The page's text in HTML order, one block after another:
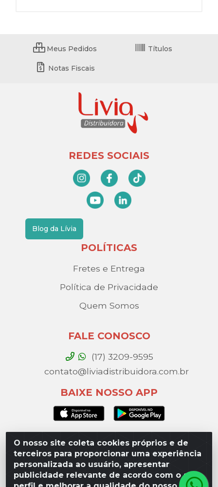
O nosso site coleta cookies próprios e de
terceiros para proporcionar uma experiência
personalizada ao usuário, apresentar
publicidade relevante de acordo com o seu
Meus Pedidos Títulos
Notas Fiscais
REDES SOCIAIS
Blog da Lívia
POLÍTICAS
Fretes e Entrega
Política de Privacidade
Quem Somos
FALE CONOSCO
(17) 3209-9595
contato@liviadistribuidora.com.br
BAIXE NOSSO APP
Lívia Distribuidora - Av. Percy Gandini, 329 – Vila
Toninho, São José do Rio Preto / SP - CEP 15077-
000 - CNPJ 49.975.923/0003-10